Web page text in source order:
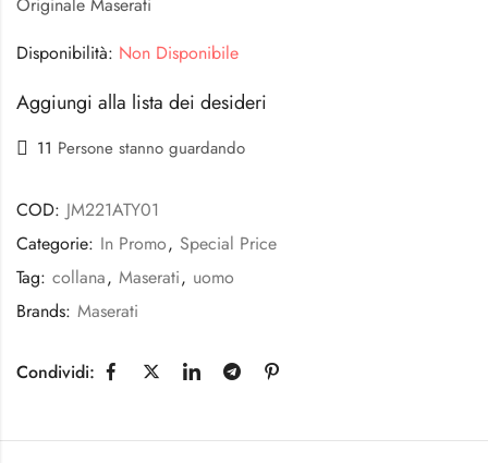
Disponibilità: Non Disponibile
Aggiungi alla lista dei desideri
11 Persone stanno guardando
COD: JM221ATY01
Categorie: In Promo, Special Price
Tag: collana, Maserati, uomo
Brands: Maserati
Condividi: